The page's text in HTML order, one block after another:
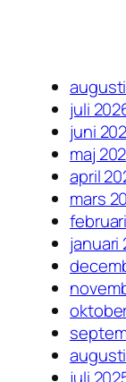
juli
juni
maj
april
mars
januari
juli